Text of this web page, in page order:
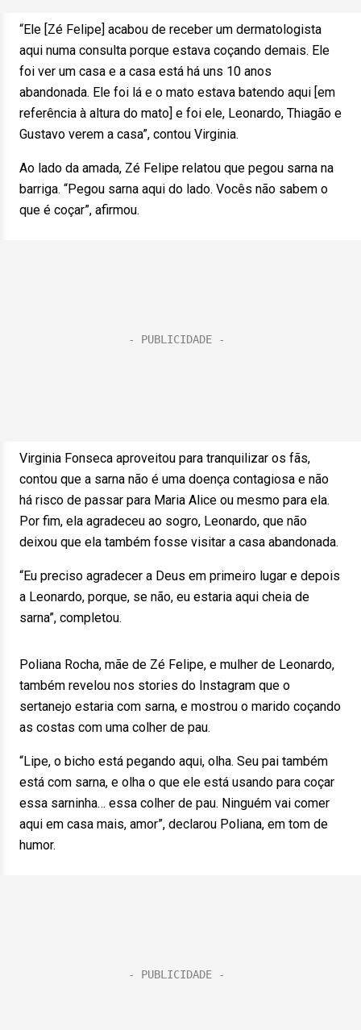
“Ele [Zé Felipe] acabou de receber um dermatologista
aqui numa consulta porque estava coçando demais. Ele
foi ver um casa e a casa está há uns 10 anos
abandonada. Ele foi lá e o mato estava batendo aqui [em
referência à altura do mato] e foi ele, Leonardo, Thiagão e
Gustavo verem a casa”, contou Virginia.
Ao lado da amada, Zé Felipe relatou que pegou sarna na
barriga. “Pegou sarna aqui do lado. Vocês não sabem o
que é coçar”, afirmou.
Virginia Fonseca aproveitou para tranquilizar os fãs,
contou que a sarna não é uma doença contagiosa e não
há risco de passar para Maria Alice ou mesmo para ela.
Por fim, ela agradeceu ao sogro, Leonardo, que não
deixou que ela também fosse visitar a casa abandonada.
“Eu preciso agradecer a Deus em primeiro lugar e depois
a Leonardo, porque, se não, eu estaria aqui cheia de
sarna”, completou.
Poliana Rocha, mãe de Zé Felipe, e mulher de Leonardo,
também revelou nos stories do Instagram que o
sertanejo estaria com sarna, e mostrou o marido coçando
as costas com uma colher de pau.
“Lipe, o bicho está pegando aqui, olha. Seu pai também
está com sarna, e olha o que ele está usando para coçar
essa sarninha… essa colher de pau. Ninguém vai comer
aqui em casa mais, amor”, declarou Poliana, em tom de
humor.